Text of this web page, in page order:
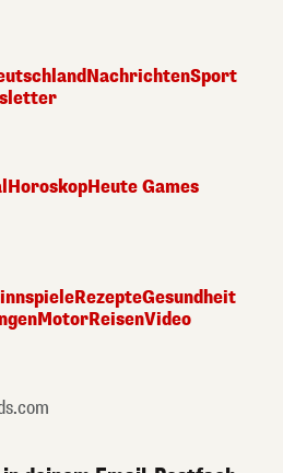
NachrichtenSport
HoroskopHeute Games
RezepteGesundheit
MotorReisenVideo